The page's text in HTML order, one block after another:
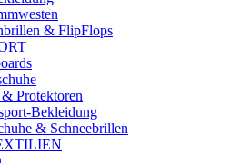
& FlipFlops
Protektoren
Bekleidung
& Schneebrillen